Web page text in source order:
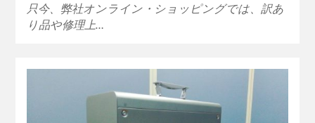
只今、弊社オンライン・ショッピングでは、訳あ
り品や修理上…